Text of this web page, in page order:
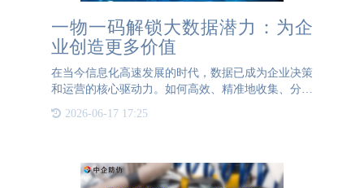
一物一码解锁大数据潜力：为企
业创造更多价值
在当今信息化高速发展的时代，数据已成为企业决策
和运营的核心驱动力。如何高效、精准地收集、分析
并利用数据，成为了企业提升竞争力，实现可持续发
展的关键。而一物一码技术，正是解锁大数据潜力、
2026-06-17 17:25